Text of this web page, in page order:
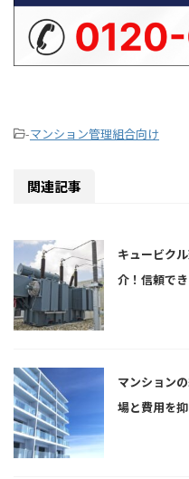
-マンション管理組合向け
関連記事
キュービク
介！信頼で
マンション
場と費用を